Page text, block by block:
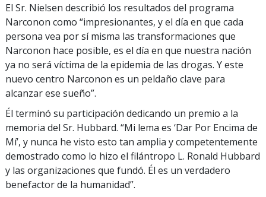
El Sr. Nielsen describió los resultados del programa
Narconon como “impresionantes, y el día en que cada
persona vea por sí misma las transformaciones que
Narconon hace posible, es el día en que nuestra nación
ya no será víctima de la epidemia de las drogas. Y este
nuevo centro Narconon es un peldaño clave para
alcanzar ese sueño”.
Él terminó su participación dedicando un premio a la
memoria del Sr. Hubbard. “Mi lema es ‘Dar Por Encima de
Mí’, y nunca he visto esto tan amplia y competentemente
demostrado como lo hizo el filántropo L. Ronald Hubbard
y las organizaciones que fundó. Él es un verdadero
benefactor de la humanidad”.